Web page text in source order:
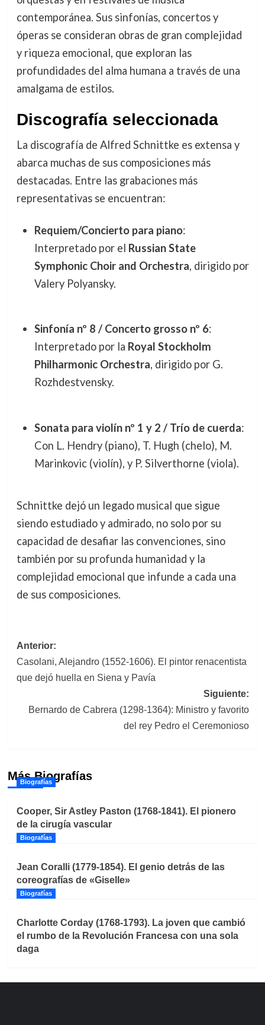
contemporánea. Sus sinfonías, concertos y
óperas se consideran obras de gran complejidad
y riqueza emocional, que exploran las
profundidades del alma humana a través de una
amalgama de estilos.
Discografía seleccionada
La discografía de Alfred Schnittke es extensa y
abarca muchas de sus composiciones más
destacadas. Entre las grabaciones más
representativas se encuentran:
Requiem/Concierto para piano:
Interpretado por el Russian State
Symphonic Choir and Orchestra, dirigido por
Valery Polyansky.
Sinfonía nº 8 / Concerto grosso nº 6:
Interpretado por la Royal Stockholm
Philharmonic Orchestra, dirigido por G.
Rozhdestvensky.
Sonata para violín nº 1 y 2 / Trío de cuerda:
Con L. Hendry (piano), T. Hugh (chelo), M.
Marinkovic (violín), y P. Silverthorne (viola).
Schnittke dejó un legado musical que sigue
siendo estudiado y admirado, no solo por su
capacidad de desafiar las convenciones, sino
también por su profunda humanidad y la
complejidad emocional que infunde a cada una
de sus composiciones.
Navegación
de
entradas
Anterior:
Casolani, Alejandro (1552-1606). El pintor renacentista
que dejó huella en Siena y Pavía
Siguiente:
Bernardo de Cabrera (1298-1364): Ministro y favorito
del rey Pedro el Ceremonioso
Más Biografías
Biografías
Cooper, Sir Astley Paston (1768-1841). El pionero
de la cirugía vascular
Biografías
Jean Coralli (1779-1854). El genio detrás de las
coreografías de «Giselle»
Biografías
Charlotte Corday (1768-1793). La joven que cambió
el rumbo de la Revolución Francesa con una sola
daga